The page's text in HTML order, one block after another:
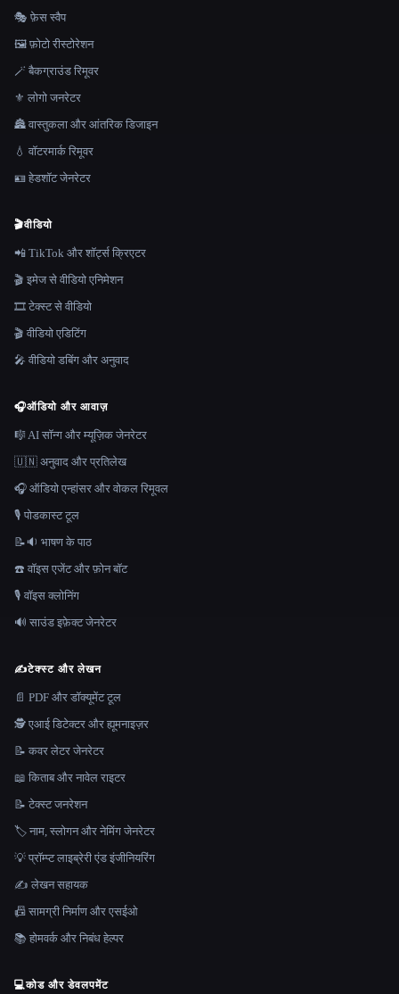
🎭 फ़ेस स्वैप
🖼️ फ़ोटो रीस्टोरेशन
🪄 बैकग्राउंड रिमूवर
⚜️ लोगो जनरेटर
🏯 वास्तुकला और आंतरिक डिजाइन
💧 वॉटरमार्क रिमूवर
🪪 हेडशॉट जेनरेटर
🎬वीडियो
📲 TikTok और शॉर्ट्स क्रिएटर
🎬 इमेज से वीडियो एनिमेशन
🎞️ टेक्स्ट से वीडियो
🎬 वीडियो एडिटिंग
🎤 वीडियो डबिंग और अनुवाद
🎧ऑडियो और आवाज़
🎼 AI सॉन्ग और म्यूज़िक जेनरेटर
🇺🇳 अनुवाद और प्रतिलेख
🎧 ऑडियो एन्हांसर और वोकल रिमूवल
🎙️ पोडकास्ट टूल
📝🔉 भाषण के पाठ
☎️ वॉइस एजेंट और फ़ोन बॉट
🎙️ वॉइस क्लोनिंग
🔊 साउंड इफ़ेक्ट जेनरेटर
✍️टेक्स्ट और लेखन
📄 PDF और डॉक्यूमेंट टूल
🕵️ एआई डिटेक्टर और ह्यूमनाइज़र
📝 कवर लेटर जेनरेटर
📖 किताब और नावेल राइटर
📝 टेक्स्ट जनरेशन
🏷️ नाम, स्लोगन और नेमिंग जेनरेटर
💡 प्रॉम्प्ट लाइब्रेरी एंड इंजीनियरिंग
✍️ लेखन सहायक
📠 सामग्री निर्माण और एसईओ
📚 होमवर्क और निबंध हेल्पर
💻कोड और डेवलपमेंट